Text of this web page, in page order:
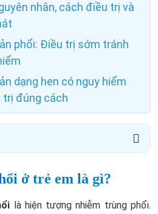
nhân, cách điều trị và
phổi: Điều trị sớm tránh
dạng hen có nguy hiểm
trị đúng cách
ở trẻ em là gì?
là hiện tượng nhiễm trùng phổi.